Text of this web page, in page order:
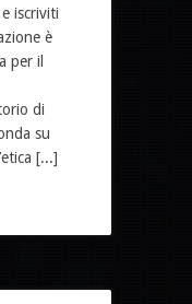
iscriviti
è
per il
di
su
[...]